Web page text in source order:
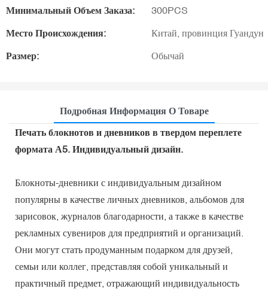
Минимальный Объем Заказа: 300PCS
Место Происхождения: Китай, провинция Гуандун
Размер: Обычай
Подробная Информация О Товаре
Печать блокнотов и дневников в твердом переплете
формата А5. Индивидуальный дизайн.
Блокноты-дневники с индивидуальным дизайном
популярны в качестве личных дневников, альбомов для
зарисовок, журналов благодарности, а также в качестве
рекламных сувениров для предприятий и организаций.
Они могут стать продуманным подарком для друзей,
семьи или коллег, представляя собой уникальный и
практичный предмет, отражающий индивидуальность